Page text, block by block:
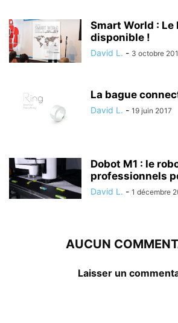
Smart World :
disponible !
David L. - 3 octobre
La bague
David L. - 19 juin 2017
Dobot M1 : le
professionnels
David L. - 1 décembre
AUCUN
Laisser un